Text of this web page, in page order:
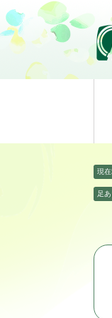
ペ
ー
ジ
メ
ニ
ュ
て
現
足あ